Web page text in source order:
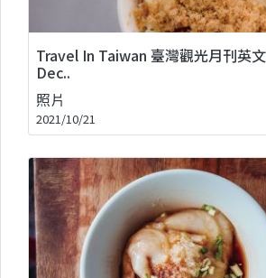
Travel In Taiwan 臺灣觀光月刊英
Dec..
照片
2021/10/21